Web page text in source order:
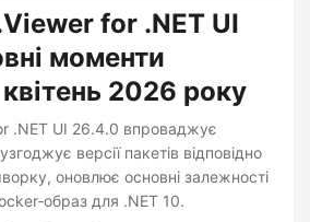
for .NET UI
моменти
2026 року
.NET UI 26.4.0 впроваджує
версії пакетів відповідно
оновлює основні залежності
для .NET 10.